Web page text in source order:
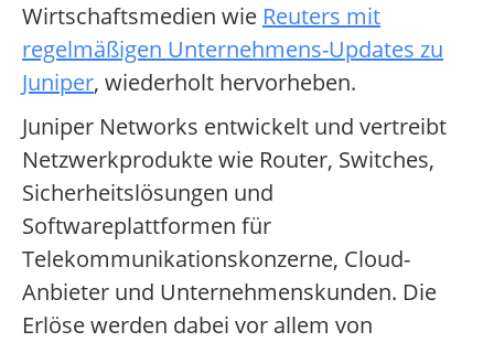
Wirtschaftsmedien wie Reuters mit
regelmäßigen Unternehmens-Updates zu
Juniper, wiederholt hervorheben.
Juniper Networks entwickelt und vertreibt
Netzwerkprodukte wie Router, Switches,
Sicherheitslösungen und
Softwareplattformen für
Telekommunikationskonzerne, Cloud-
Anbieter und Unternehmenskunden. Die
Erlöse werden dabei vor allem von